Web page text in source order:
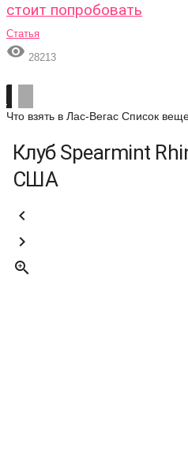
стоит попробовать
Статья
 28213
Что взять в Лас-Вегас Список
Клуб Spearmint
США


